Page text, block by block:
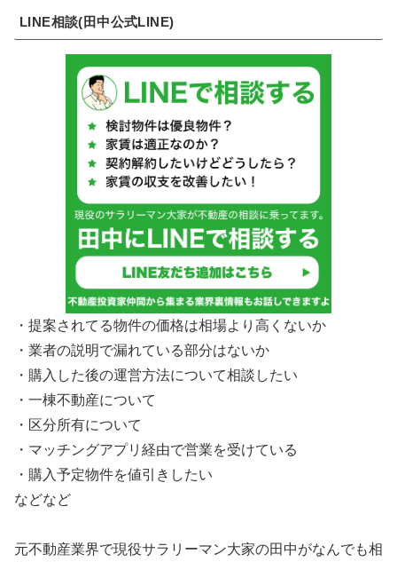
LINE相談(田中公式LINE)
・提案されてる物件の価格は相場より高くないか
・業者の説明で漏れている部分はないか
・購入した後の運営方法について相談したい
・一棟不動産について
・区分所有について
・マッチングアプリ経由で営業を受けている
・購入予定物件を値引きしたい
などなど
元不動産業界で現役サラリーマン大家の田中がなんでも相